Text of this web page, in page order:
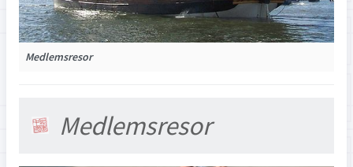
Medlemsresor
Medlemsresor